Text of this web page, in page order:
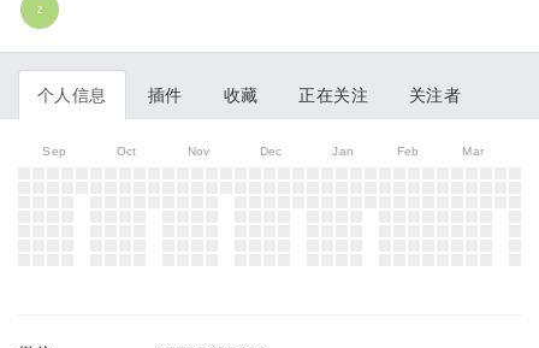
个人信息 插件 收藏 正在关注 关注者
Sep Oct Nov Dec Jan Feb Mar